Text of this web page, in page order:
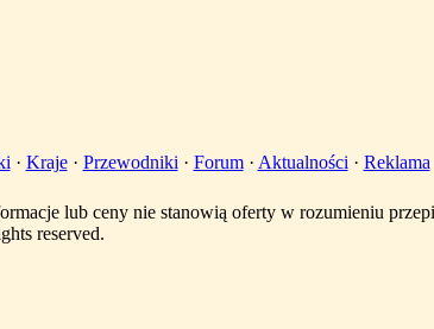
· Kraje· Przewodniki · Forum· Aktualności · Reklama
lub ceny nie stanowią oferty w rozumieniu
reserved.